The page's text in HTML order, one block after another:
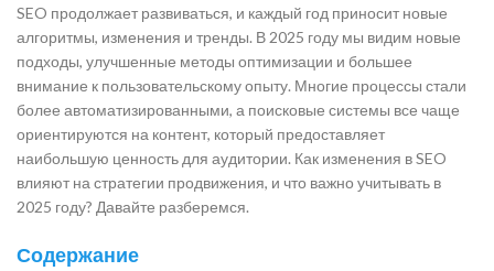
SEO продолжает развиваться, и каждый год приносит новые
алгоритмы, изменения и тренды. В 2025 году мы видим новые
подходы, улучшенные методы оптимизации и большее
внимание к пользовательскому опыту. Многие процессы стали
более автоматизированными, а поисковые системы все чаще
ориентируются на контент, который предоставляет
наибольшую ценность для аудитории. Как изменения в SEO
влияют на стратегии продвижения, и что важно учитывать в
2025 году? Давайте разберемся.
Содержание